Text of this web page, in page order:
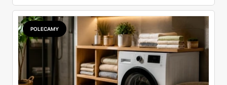
rozpiska: co dokładnie sprzedaje Lidl, ile kosztują
odpowiedniki u producenta i komu ten zakup naprawdę
się opłaci.
POLECAMY